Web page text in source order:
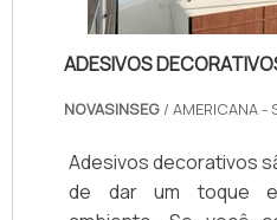
ADESIVOS
NOVASINSEG / AMERICANA -
Adesivos decorativos
de dar um toque